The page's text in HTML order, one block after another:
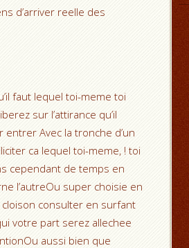
d’arriver reelle des
faut lequel toi-meme toi
sur l’attirance qu’il
entrer Avec la tronche d’un
ca lequel toi-meme, ! toi
cependant de temps en
l’autreOu super choisie en
consulter en surfant
votre part serez allechee
aussi bien que